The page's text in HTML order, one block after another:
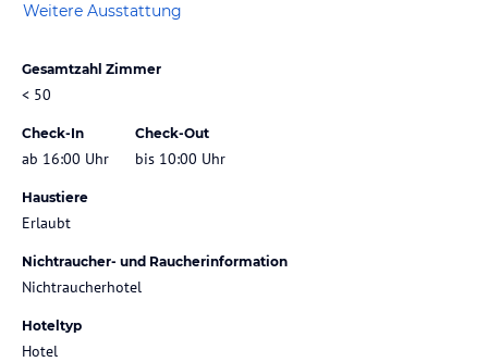
Weitere Ausstattung
Gesamtzahl Zimmer
< 50
Check-In
ab 16:00 Uhr
Check-Out
bis 10:00 Uhr
Haustiere
Erlaubt
Nichtraucher- und Raucherinformation
Nichtraucherhotel
Hoteltyp
Hotel